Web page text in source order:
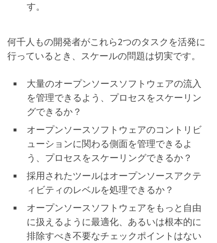
す。
何千人もの開発者がこれら2つのタスクを活発に
行っているとき、スケールの問題は切実です。
大量のオープンソースソフトウェアの流入
を管理できるよう、プロセスをスケーリン
グできるか？
オープンソースソフトウェアのコントリビ
ューションに関わる側面を管理できるよ
う、プロセスをスケーリングできるか？
採用されたツールはオープンソースアクテ
ィビティのレベルを処理できるか？
オープンソースソフトウェアをもっと自由
に扱えるように最適化、あるいは根本的に
排除すべき不要なチェックポイントはない